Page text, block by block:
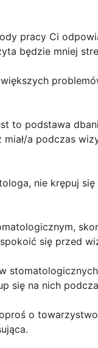
pracy Ci
będzie mniej
to podstawa
a podczas
nie krępuj
się przed
się na nich
o